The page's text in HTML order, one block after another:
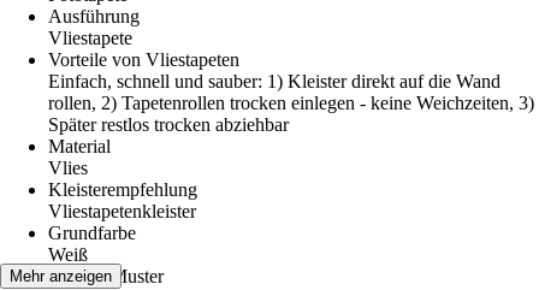
Ausführung
Vliestapete
Vorteile von Vliestapeten
Einfach, schnell und sauber: 1) Kleister direkt auf die Wand
rollen, 2) Tapetenrollen trocken einlegen - keine Weichzeiten, 3)
Später restlos trocken abziehbar
Material
Vlies
Kleisterempfehlung
Vliestapetenkleister
Grundfarbe
Weiß
Dekor / Muster
Mehr anzeigen